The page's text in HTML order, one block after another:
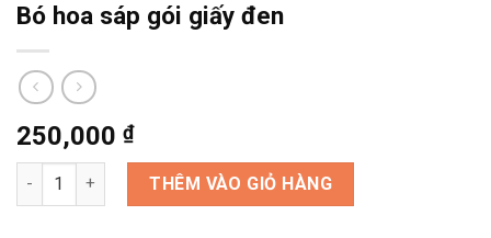
Bó hoa sáp gói giấy đen
250,000 ₫
Bó hoa sáp gói giấy đen số lượng
THÊM VÀO GIỎ HÀNG